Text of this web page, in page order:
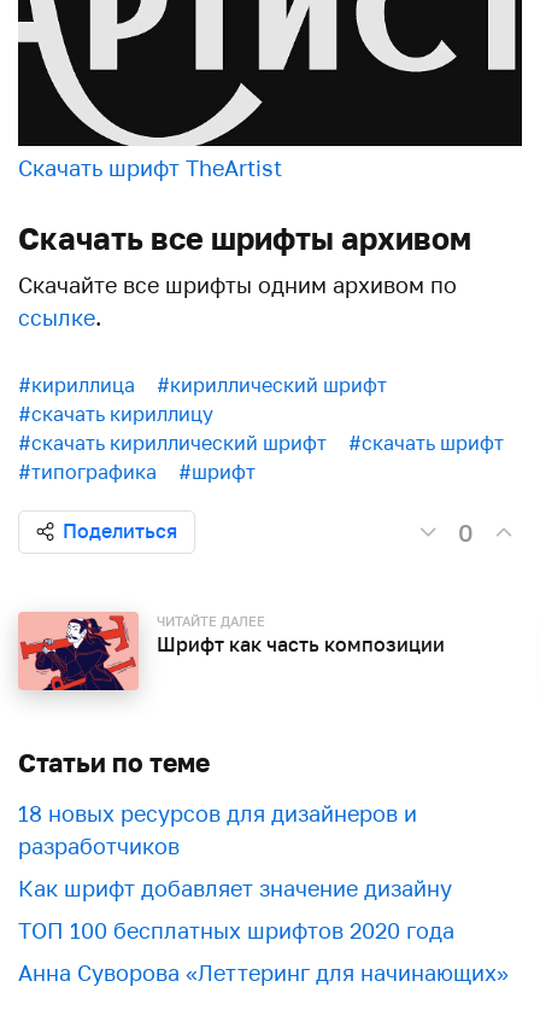
Скачать шрифт TheArtist
Скачать все шрифты архивом
Скачайте все шрифты одним архивом по
ссылке.
#кириллица
#кириллический шрифт
#скачать кириллицу
#скачать кириллический шрифт
#скачать шрифт
#типографика
#шрифт
Поделиться 0
ЧИТАЙТЕ ДАЛЕЕ
Шрифт как часть композиции
Статьи по теме
18 новых ресурсов для дизайнеров и
разработчиков
Как шрифт добавляет значение дизайну
ТОП 100 бесплатных шрифтов 2020 года
Анна Суворова «Леттеринг для начинающих»